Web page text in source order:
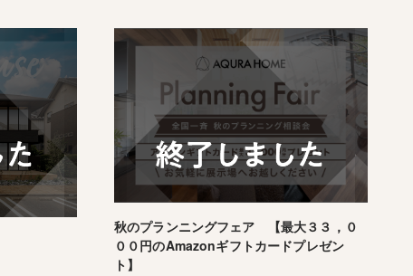
秋のプランニングフェア 【最大３３，０
００円のAmazonギフトカードプレゼン
ト】